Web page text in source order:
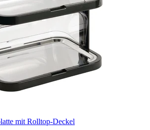
mit Rolltop-Deckel